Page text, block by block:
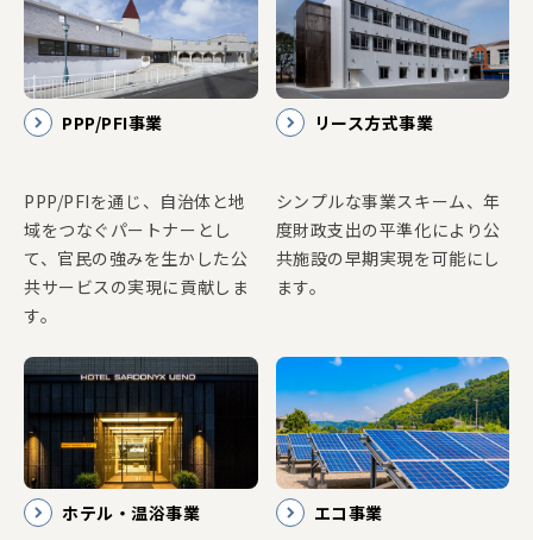
PPP/PFI事業
PPP/PFIを通じ、自治体と地
域をつなぐパートナーとし
て、官民の強みを生かした公
共サービスの実現に貢献しま
す。
リース方式事業
シンプルな事業スキーム、年
度財政支出の平準化により公
共施設の早期実現を可能にし
ます。
ホテル・温浴事業 エコ事業